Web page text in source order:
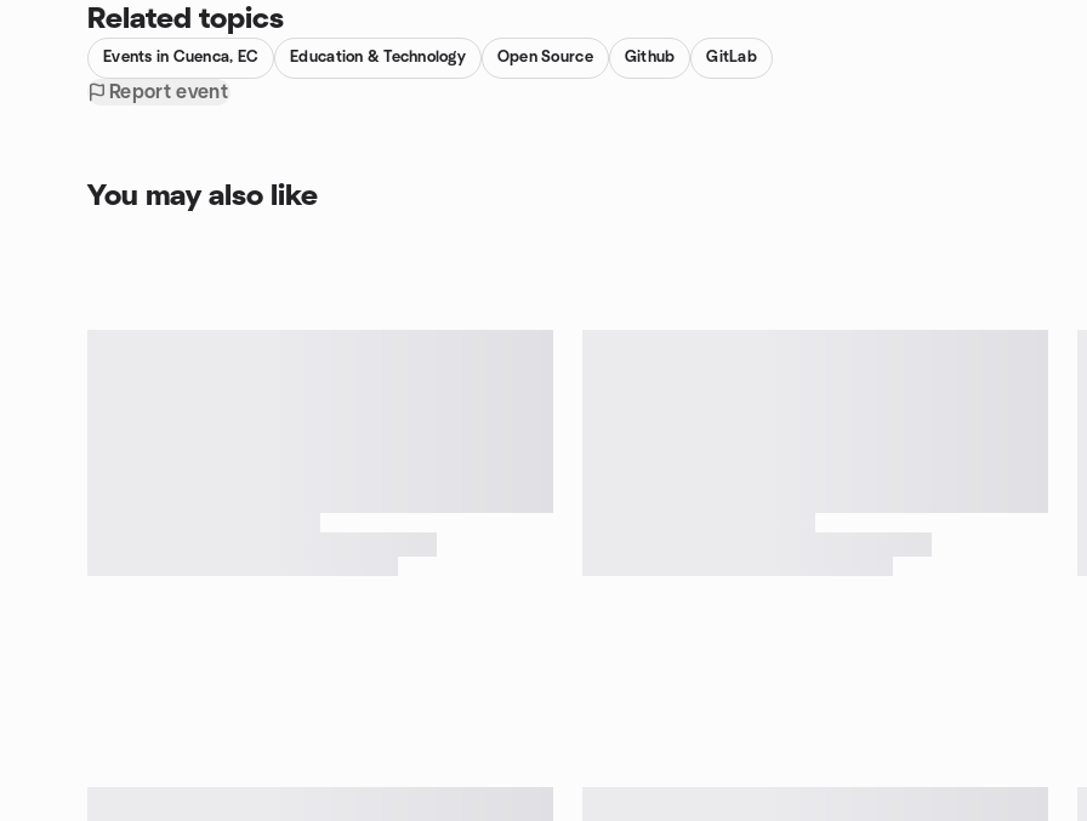
Related topics
Events in Cuenca, EC Education & Technology Open Source Github GitLab
Report event
You may also like